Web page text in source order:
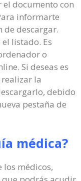
el documento con
informarte
de descargar.
listado. Es
o
Si deseas es
la
debido
pestaña de
médica?
los médicos,